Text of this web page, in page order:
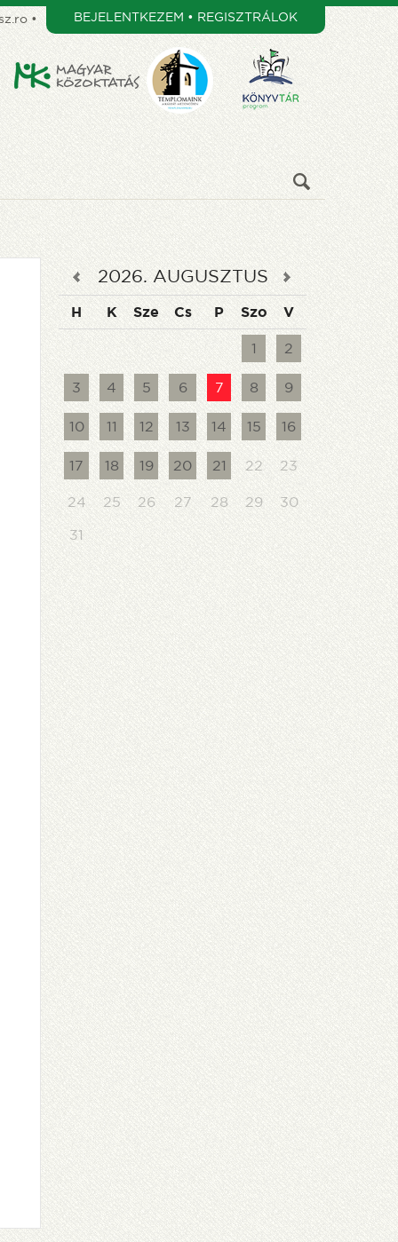
• BEJELENTKEZEM • REGISZTRÁLOK
2026.AUGUSZTUS
H K Sze Cs P Szo V
1 2
3 4 5 6 7 8 9
10 11 12 13 14 15 16
17 18 19 20 21 22 23
24 25 26 27 28 29 30
31